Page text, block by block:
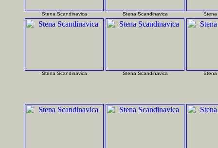
Stena Scandinavica Stena Scandinavica Stena
Stena Scandinavica Stena Scandinavica Stena